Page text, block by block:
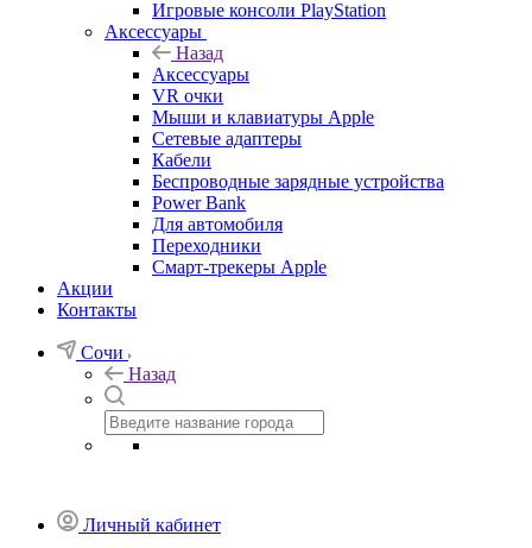
Игровые консоли PlayStation
Аксессуары
Назад
Аксессуары
VR очки
Мыши и клавиатуры Apple
Сетевые адаптеры
Кабели
Беспроводные зарядные устройства
Power Bank
Для автомобиля
Переходники
Смарт-трекеры Apple
Акции
Контакты
Сочи
Назад
Личный кабинет